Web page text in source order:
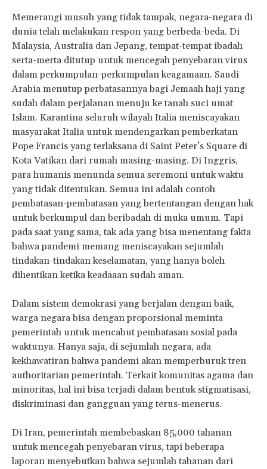
Memerangi musuh yang tidak tampak, negara-negara di
dunia telah melakukan respon yang berbeda-beda. Di
Malaysia, Australia dan Jepang, tempat-tempat ibadah
serta-merta ditutup untuk mencegah penyebaran virus
dalam perkumpulan-perkumpulan keagamaan. Saudi
Arabia menutup perbatasannya bagi Jemaah haji yang
sudah dalam perjalanan menuju ke tanah suci umat
Islam. Karantina seluruh wilayah Italia meniscayakan
masyarakat Italia untuk mendengarkan pemberkatan
Pope Francis yang terlaksana di Saint Peter’s Square di
Kota Vatikan dari rumah masing-masing. Di Inggris,
para humanis menunda semua seremoni untuk waktu
yang tidak ditentukan. Semua ini adalah contoh
pembatasan-pembatasan yang bertentangan dengan hak
untuk berkumpul dan beribadah di muka umum. Tapi
pada saat yang sama, tak ada yang bisa menentang fakta
bahwa pandemi memang meniscayakan sejumlah
tindakan-tindakan keselamatan, yang hanya boleh
dihentikan ketika keadaaan sudah aman.
Dalam sistem demokrasi yang berjalan dengan baik,
warga negara bisa dengan proporsional meminta
pemerintah untuk mencabut pembatasan sosial pada
waktunya. Hanya saja, di sejumlah negara, ada
kekhawatiran bahwa pandemi akan memperburuk tren
authoritarian pemerintah. Terkait komunitas agama dan
minoritas, hal ini bisa terjadi dalam bentuk stigmatisasi,
diskriminasi dan gangguan yang terus-menerus.
Di Iran, pemerintah membebaskan 85,000 tahanan
untuk mencegah penyebaran virus, tapi beberapa
laporan menyebutkan bahwa sejumlah tahanan dari